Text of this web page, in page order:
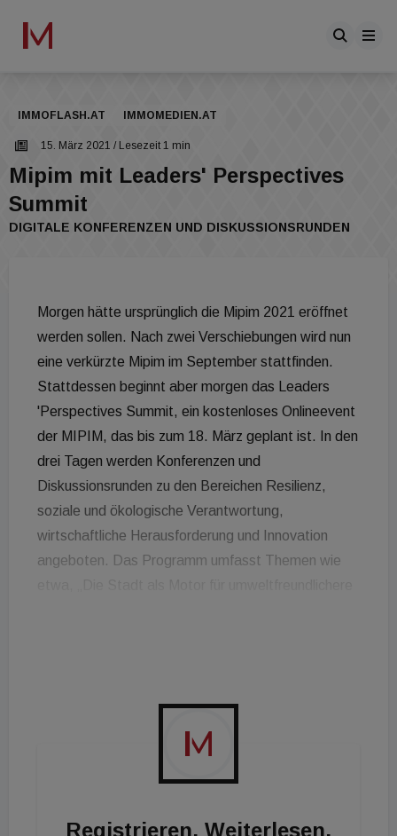
IMMOFLASH.AT IMMOMEDIEN.AT
15. März 2021 / Lesezeit 1 min
Mipim mit Leaders' Perspectives
Summit
DIGITALE KONFERENZEN UND DISKUSSIONSRUNDEN
Morgen hätte ursprünglich die Mipim 2021 eröffnet
werden sollen. Nach zwei Verschiebungen wird nun
eine verkürzte Mipim im September stattfinden.
Stattdessen beginnt aber morgen das Leaders
'Perspectives Summit, ein kostenloses Onlineevent
der MIPIM, das bis zum 18. März geplant ist. In den
drei Tagen werden Konferenzen und
Diskussionsrunden zu den Bereichen Resilienz,
soziale und ökologische Verantwortung,
wirtschaftliche Herausforderung und Innovation
angeboten. Das Programm umfasst Themen wie
auch zwei geschlossene Veranstaltungen, eine für
Investoren und eine für Endnutzer, angeboten.
Weiter Informationen und die kostenlose
Registrierung finden Sie
Registrieren. Weiterlesen.